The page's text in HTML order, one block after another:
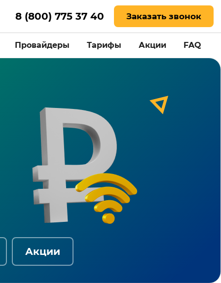
8 (800) 775 37 40 Заказать звонок
Провайдеры Тарифы Акции FAQ
Акции